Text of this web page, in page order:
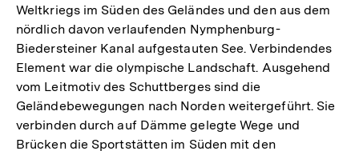
Weltkriegs im Süden des Geländes und den aus dem
nördlich davon verlaufenden Nymphenburg-
Biedersteiner Kanal aufgestauten See. Verbindendes
Element war die olympische Landschaft. Ausgehend
vom Leitmotiv des Schuttberges sind die
Geländebewegungen nach Norden weitergeführt. Sie
verbinden durch auf Dämme gelegte Wege und
Brücken die Sportstätten im Süden mit den